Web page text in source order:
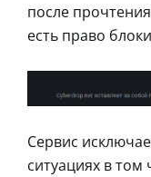
после
есть право
Сервис
ситуациях в том